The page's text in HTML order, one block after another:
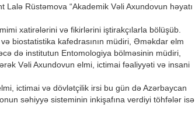
Rüstəmova “Akademik Vəli Axundovun həyatı
xatirələrini və fikirlərini iştirakçılarla bölüşüb.
biostatistika kafedrasının müdiri, Əməkdar elm
də institutun Entomologiya bölməsinin müdiri,
Vəli Axundovun elmi, ictimai fəaliyyəti və insani
ictimai və dövlətçilik irsi bu gün də Azərbaycan
səhiyyə sisteminin inkişafına verdiyi töhfələr isə